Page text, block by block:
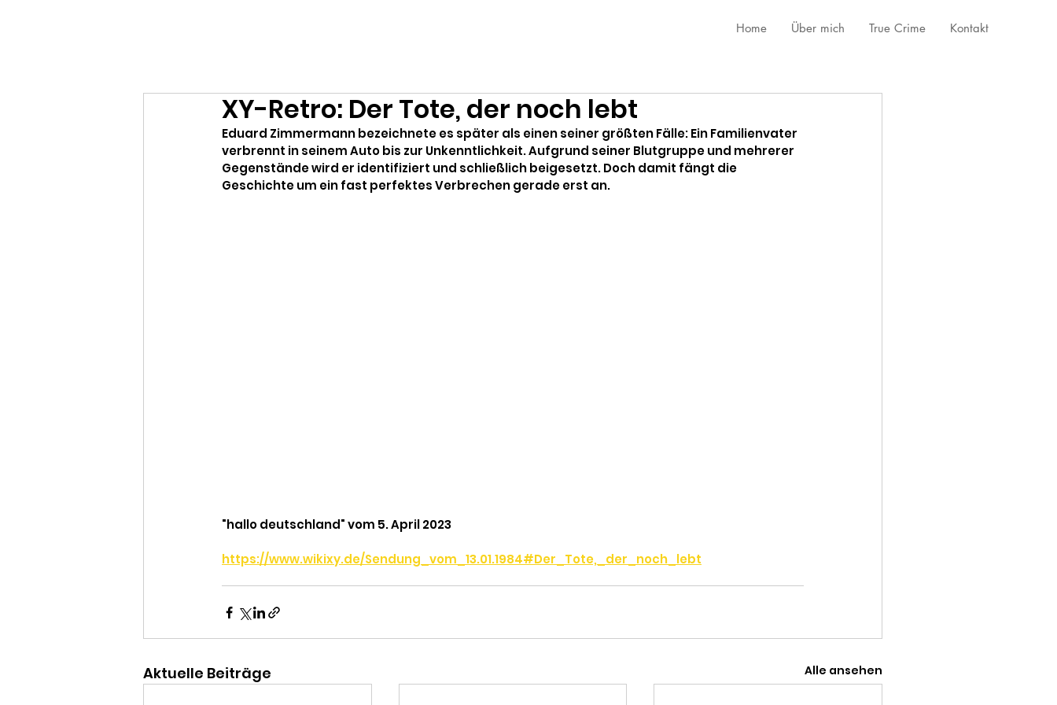
Home Über mich True Crime Kontakt
XY-Retro: Der Tote, der noch lebt
Eduard Zimmermann bezeichnete es später als einen seiner größten Fälle: Ein Familienvater
verbrennt in seinem Auto bis zur Unkenntlichkeit. Aufgrund seiner Blutgruppe und mehrerer
Gegenstände wird er identifiziert und schließlich beigesetzt. Doch damit fängt die
Geschichte um ein fast perfektes Verbrechen gerade erst an.
"hallo deutschland" vom 5. April 2023
https://www.wikixy.de/Sendung_vom_13.01.1984#Der_Tote,_der_noch_lebt
Aktuelle Beiträge Alle ansehen